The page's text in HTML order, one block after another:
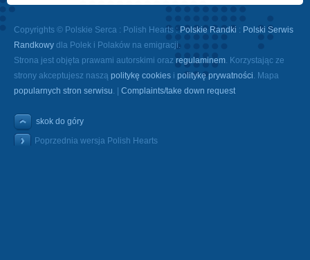
Copyrights © Polskie Serca : Polish Hearts : Polskie Randki : Polski Serwis
Randkowy dla Polek i Polaków na emigracji.
Strona jest objęta prawami autorskimi oraz regulaminem. Korzystając ze
strony akceptujesz naszą politykę cookies i politykę prywatności. Mapa
popularnych stron serwisu. | Complaints/take down request
skok do góry
Poprzednia wersja Polish Hearts